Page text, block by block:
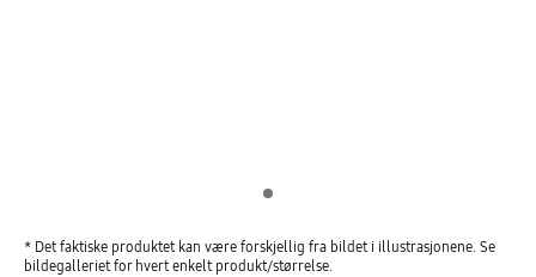
* Det faktiske produktet kan være forskjellig fra bildet i illustrasjonene. Se
bildegalleriet for hvert enkelt produkt/størrelse.